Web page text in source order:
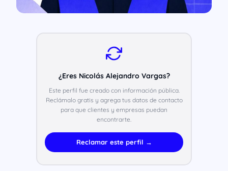
¿Eres Nicolás Alejandro Vargas?
Este perfil fue creado con información pública.
Reclámalo gratis y agrega tus datos de contacto
para que clientes y empresas puedan
encontrarte.
Reclamar este perfil →